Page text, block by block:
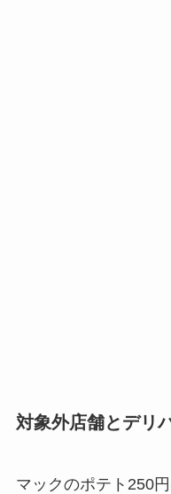
対象外店舗とデリ
マックのポテト250